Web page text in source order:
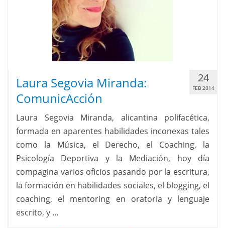
Laura Segovia Miranda:
ComunicAcción
24
FEB 2014
Laura Segovia Miranda, alicantina polifacética,
formada en aparentes habilidades inconexas tales
como la Música, el Derecho, el Coaching, la
Psicología Deportiva y la Mediación, hoy día
compagina varios oficios pasando por la escritura,
la formación en habilidades sociales, el blogging, el
coaching, el mentoring en oratoria y lenguaje
escrito, y …